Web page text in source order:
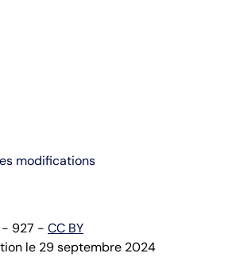
modifications
- 927 - CC BY
le 29 septembre 2024